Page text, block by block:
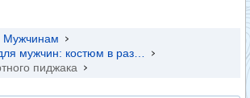
Мужчинам
мужчин: костюм в раз…
пиджака